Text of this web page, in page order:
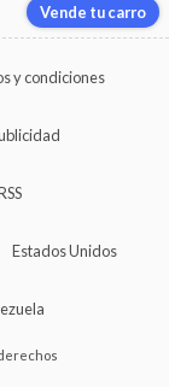
Vende tu carro
y condiciones
Estados Unidos